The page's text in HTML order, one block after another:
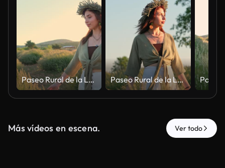
Paseo Rural de la Lavanda Paseo Rural de la Lavanda
Más vídeos en escena. Ver todo